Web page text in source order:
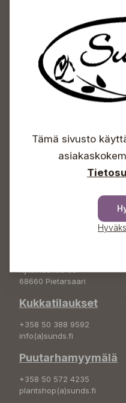
Sundin
Arkisin 09-18
Sunnuntaisin Itsepalvelu
Kytömäentie 66
68660 Pietarsaari
Kukkatilaukset
+358 50 388 9592
info(a)sunds.fi
Puutarhamyymälä
+358 50 572 4235
plantshop(a)sunds.fi
Tämä sivusto